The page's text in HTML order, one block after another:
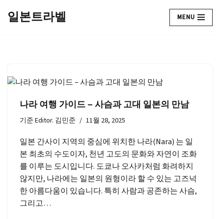
건
일본트라벨 MENU
나라 여행 가이드 – 사슴과 고대 일본의 만남
기준Editor. 김민준 11월 28, 2025
일본 간사이 지역의 중심에 위치한 나라(Nara) 는 일
본 최초의 수도이자, 천년 고도의 문화와 자연이 조화
를 이루는 도시입니다. 도쿄나 오사카처럼 화려하지
않지만, 나라에는 일본의 원형이라 할 수 있는 고즈넉
한 아름다움이 있습니다. 특히 사람과 공존하는 사슴,
그리고…